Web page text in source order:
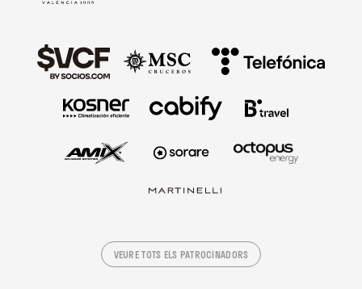
VEURE TOTS ELS PATROCINADORS